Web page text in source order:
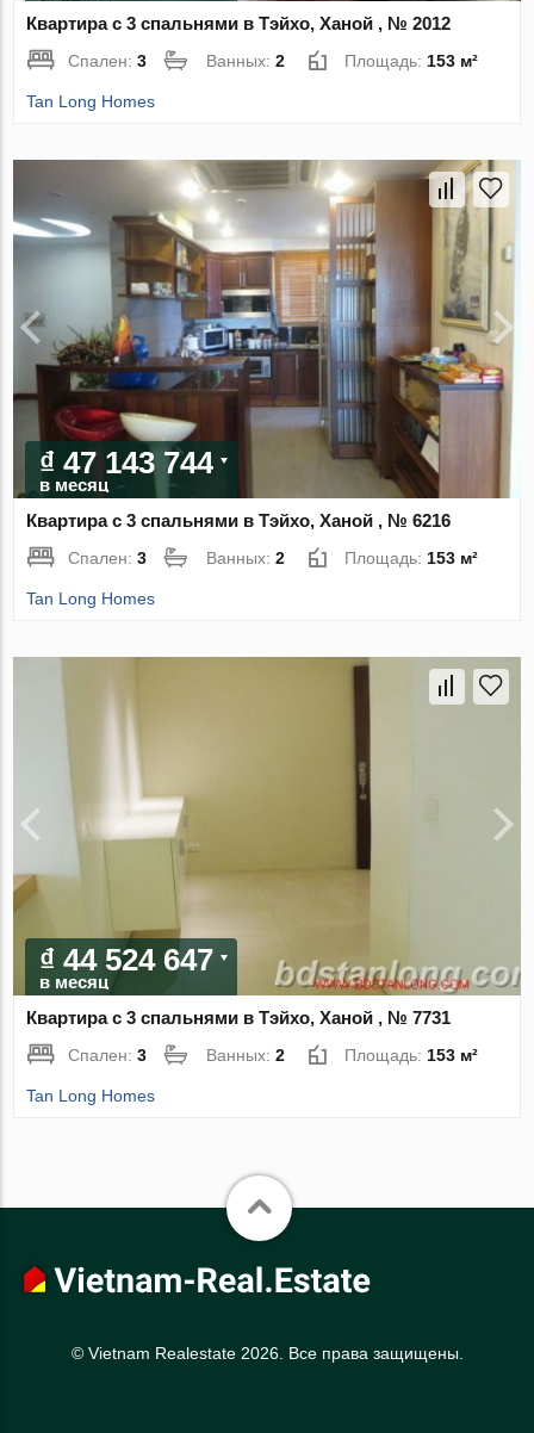
Квартира с 3 спальнями в Тэйхо, Ханой , № 2012
Спален:3 Ванных:2 Площадь: 153 м²
Tan Long Homes
₫ 47 143 744
в месяц
Квартира с 3 спальнями в Тэйхо, Ханой , № 6216
Спален:3 Ванных:2 Площадь: 153 м²
Tan Long Homes
₫ 44 524 647
в месяц
Квартира с 3 спальнями в Тэйхо, Ханой , № 7731
Спален:3 Ванных:2 Площадь: 153 м²
Tan Long Homes
© Vietnam Realestate 2026. Все права защищены.